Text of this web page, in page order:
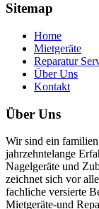
Sitemap
Home
Mietgeräte
Reparatur
Über Uns
Kontakt
Über Uns
Wir sind ein
jahrzehntelange
Nagelgeräte und
zeichnet sich vor
fachliche versierte
Mietgeräte-und